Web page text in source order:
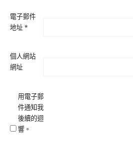
電子郵件
地址*
個人網站
網址
用電子郵
件通知我
後續的迴
響。